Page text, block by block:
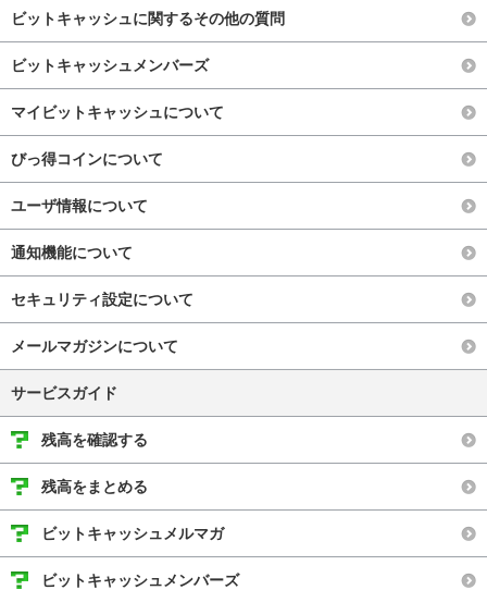
ビットキャッシュに関するその他の質問
ビットキャッシュメンバーズ
マイビットキャッシュについて
びっ得コインについて
ユーザ情報について
通知機能について
セキュリティ設定について
メールマガジンについて
サービスガイド
残高を確認する
残高をまとめる
ビットキャッシュメルマガ
ビットキャッシュメンバーズ